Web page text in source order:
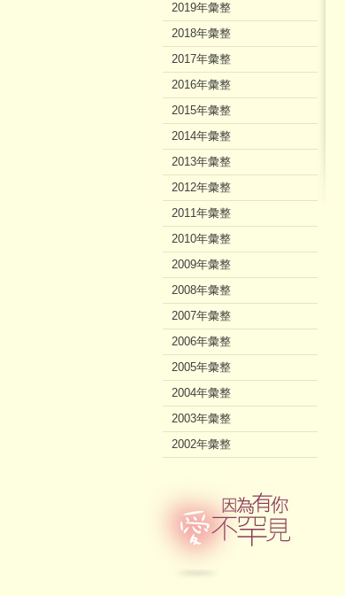
2019年彙整
2018年彙整
2017年彙整
2016年彙整
2015年彙整
2014年彙整
2013年彙整
2012年彙整
2011年彙整
2010年彙整
2009年彙整
2008年彙整
2007年彙整
2006年彙整
2005年彙整
2004年彙整
2003年彙整
2002年彙整